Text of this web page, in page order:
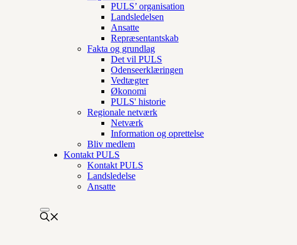
PULS’ organisation
Landsledelsen
Ansatte
Repræsentantskab
Fakta og grundlag
Det vil PULS
Odenseerklæringen
Vedtægter
Økonomi
PULS' historie
Regionale netværk
Netværk
Information og oprettelse
Bliv medlem
Kontakt PULS
Kontakt PULS
Landsledelse
Ansatte